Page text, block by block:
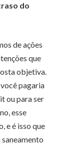
do
de ações
que
objetiva.
pagaria
ou para ser
esse
e é isso que